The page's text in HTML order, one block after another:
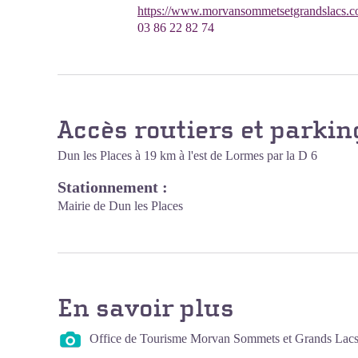
https://
03 86 22 82 74
Accès routiers et
Dun les Places à 19 km à l'est de Lormes par la D 6
Stationnement :
Mairie de Dun les Places
En savoir plus
Office de Tourisme Morvan Sommets et Grands Lacs